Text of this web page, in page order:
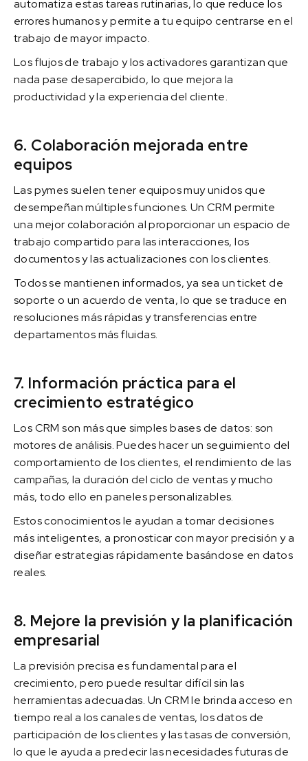
automatiza estas tareas rutinarias, lo que reduce los
errores humanos y permite a tu equipo centrarse en el
trabajo de mayor impacto.
Los flujos de trabajo y los activadores garantizan que
nada pase desapercibido, lo que mejora la
productividad y la experiencia del cliente.
6. Colaboración mejorada entre
equipos
Las pymes suelen tener equipos muy unidos que
desempeñan múltiples funciones. Un CRM permite
una mejor colaboración al proporcionar un espacio de
trabajo compartido para las interacciones, los
documentos y las actualizaciones con los clientes.
Todos se mantienen informados, ya sea un ticket de
soporte o un acuerdo de venta, lo que se traduce en
resoluciones más rápidas y transferencias entre
departamentos más fluidas.
7. Información práctica para el
crecimiento estratégico
Los CRM son más que simples bases de datos: son
motores de análisis. Puedes hacer un seguimiento del
comportamiento de los clientes, el rendimiento de las
campañas, la duración del ciclo de ventas y mucho
más, todo ello en paneles personalizables.
Estos conocimientos le ayudan a tomar decisiones
más inteligentes, a pronosticar con mayor precisión y a
diseñar estrategias rápidamente basándose en datos
reales.
8. Mejore la previsión y la planificación
empresarial
La previsión precisa es fundamental para el
crecimiento, pero puede resultar difícil sin las
herramientas adecuadas. Un CRM le brinda acceso en
tiempo real a los canales de ventas, los datos de
participación de los clientes y las tasas de conversión,
lo que le ayuda a predecir las necesidades futuras de